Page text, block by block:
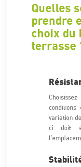
Quelles
prendre
choix du
terrasse
conditions
variation
ci doit